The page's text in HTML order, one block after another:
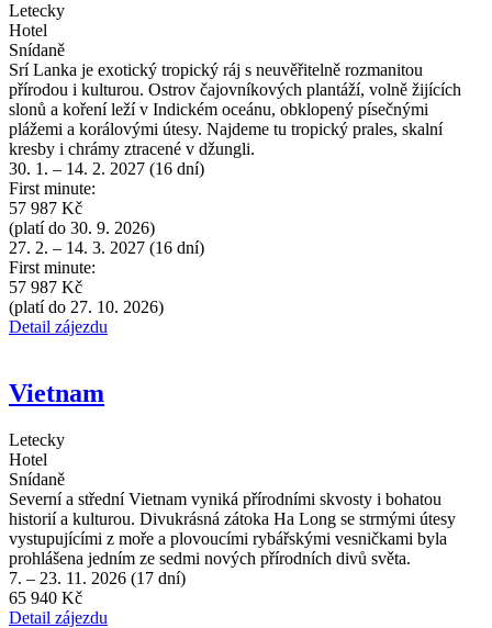
Letecky
Hotel
Snídaně
Srí Lanka je exotický tropický ráj s neuvěřitelně rozmanitou
přírodou i kulturou. Ostrov čajovníkových plantáží, volně žijících
slonů a koření leží v Indickém oceánu, obklopený písečnými
plážemi a korálovými útesy. Najdeme tu tropický prales, skalní
kresby i chrámy ztracené v džungli.
30. 1. – 14. 2. 2027 (16 dní)
First minute:
57 987 Kč
(platí do 30. 9. 2026)
27. 2. – 14. 3. 2027 (16 dní)
First minute:
57 987 Kč
(platí do 27. 10. 2026)
Detail zájezdu
Vietnam
Letecky
Hotel
Snídaně
Severní a střední Vietnam vyniká přírodními skvosty i bohatou
historií a kulturou. Divukrásná zátoka Ha Long se strmými útesy
vystupujícími z moře a plovoucími rybářskými vesničkami byla
prohlášena jedním ze sedmi nových přírodních divů světa.
7. – 23. 11. 2026 (17 dní)
65 940 Kč
Detail zájezdu